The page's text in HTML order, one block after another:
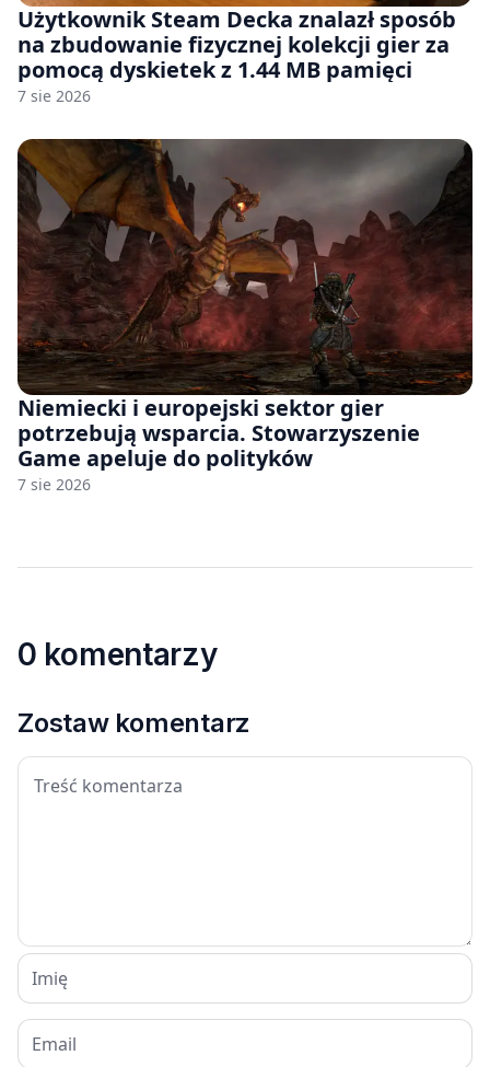
Użytkownik Steam Decka znalazł sposób
na zbudowanie fizycznej kolekcji gier za
pomocą dyskietek z 1.44 MB pamięci
7 sie 2026
Niemiecki i europejski sektor gier
potrzebują wsparcia. Stowarzyszenie
Game apeluje do polityków
7 sie 2026
0 komentarzy
Zostaw komentarz